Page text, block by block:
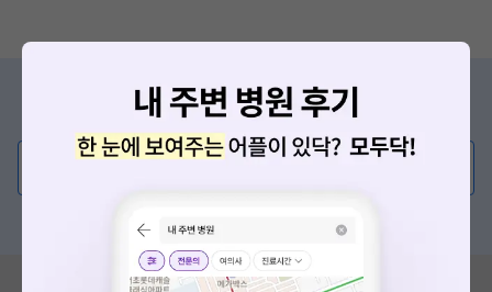
증상/치료, 궁금한 점이 있나요?
💬 무엇이든 물어보세요
혹시 잘못된 병원정보가 있나요?